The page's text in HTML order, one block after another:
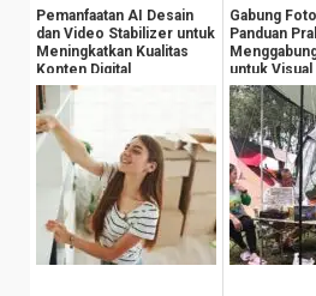
Pemanfaatan AI Desain
dan Video Stabilizer untuk
Meningkatkan Kualitas
Konten Digital
Gabung
Panduan
untuk
Menarik